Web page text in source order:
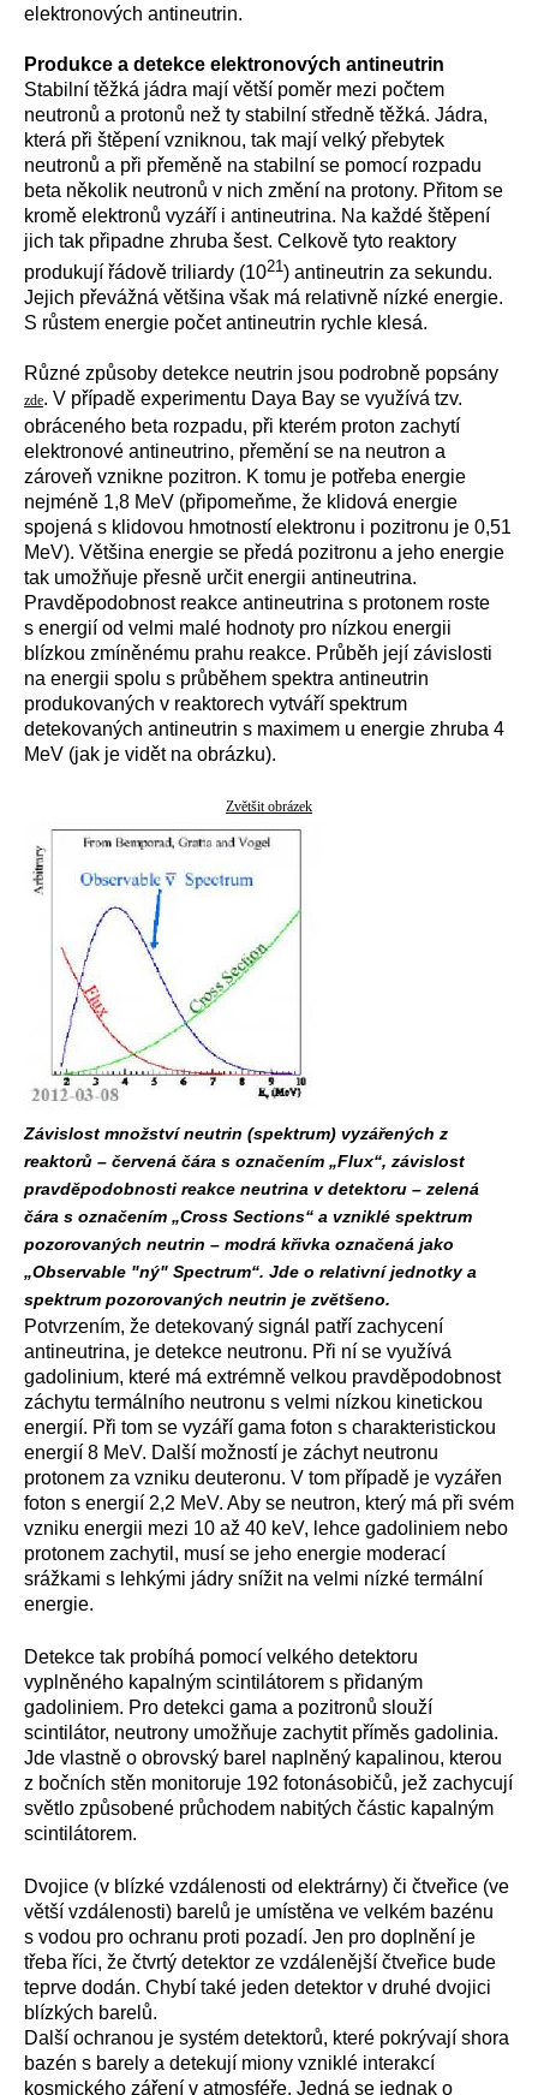
elektronových antineutrin.
Produkce a detekce elektronových antineutrin
Stabilní těžká jádra mají větší poměr mezi počtem
neutronů a protonů než ty stabilní středně těžká. Jádra,
která při štěpení vzniknou, tak mají velký přebytek
neutronů a při přeměně na stabilní se pomocí rozpadu
beta několik neutronů v nich změní na protony. Přitom se
kromě elektronů vyzáří i antineutrina. Na každé štěpení
jich tak připadne zhruba šest. Celkově tyto reaktory
produkují řádově triliardy (1021) antineutrin za sekundu.
Jejich převážná většina však má relativně nízké energie.
S růstem energie počet antineutrin rychle klesá.
Různé způsoby detekce neutrin jsou podrobně popsány
zde. V případě experimentu Daya Bay se využívá tzv.
obráceného beta rozpadu, při kterém proton zachytí
elektronové antineutrino, přemění se na neutron a
zároveň vznikne pozitron. K tomu je potřeba energie
nejméně 1,8 MeV (připomeňme, že klidová energie
spojená s klidovou hmotností elektronu i pozitronu je 0,51
MeV). Většina energie se předá pozitronu a jeho energie
tak umožňuje přesně určit energii antineutrina.
Pravděpodobnost reakce antineutrina s protonem roste
s energií od velmi malé hodnoty pro nízkou energii
blízkou zmíněnému prahu reakce. Průběh její závislosti
na energii spolu s průběhem spektra antineutrin
produkovaných v reaktorech vytváří spektrum
detekovaných antineutrin s maximem u energie zhruba 4
MeV (jak je vidět na obrázku).
Zvětšit obrázek
Závislost množství neutrin (spektrum) vyzářených z
reaktorů – červená čára s označením „Flux“, závislost
pravděpodobnosti reakce neutrina v detektoru – zelená
čára s označením „Cross Sections“ a vzniklé spektrum
pozorovaných neutrin – modrá křivka označená jako
„Observable "ný" Spectrum“. Jde o relativní jednotky a
spektrum pozorovaných neutrin je zvětšeno.
Potvrzením, že detekovaný signál patří zachycení
antineutrina, je detekce neutronu. Při ní se využívá
gadolinium, které má extrémně velkou pravděpodobnost
záchytu termálního neutronu s velmi nízkou kinetickou
energií. Při tom se vyzáří gama foton s charakteristickou
energií 8 MeV. Další možností je záchyt neutronu
protonem za vzniku deuteronu. V tom případě je vyzářen
foton s energií 2,2 MeV. Aby se neutron, který má při svém
vzniku energii mezi 10 až 40 keV, lehce gadoliniem nebo
protonem zachytil, musí se jeho energie moderací
srážkami s lehkými jádry snížit na velmi nízké termální
energie.
Detekce tak probíhá pomocí velkého detektoru
vyplněného kapalným scintilátorem s přidaným
gadoliniem. Pro detekci gama a pozitronů slouží
scintilátor, neutrony umožňuje zachytit příměs gadolinia.
Jde vlastně o obrovský barel naplněný kapalinou, kterou
z bočních stěn monitoruje 192 fotonásobičů, jež zachycují
světlo způsobené průchodem nabitých částic kapalným
scintilátorem.
Dvojice (v blízké vzdálenosti od elektrárny) či čtveřice (ve
větší vzdálenosti) barelů je umístěna ve velkém bazénu
s vodou pro ochranu proti pozadí. Jen pro doplnění je
třeba říci, že čtvrtý detektor ze vzdálenější čtveřice bude
teprve dodán. Chybí také jeden detektor v druhé dvojici
blízkých barelů.
Další ochranou je systém detektorů, které pokrývají shora
bazén s barely a detekují miony vzniklé interakcí
kosmického záření v atmosféře. Jedná se jednak o